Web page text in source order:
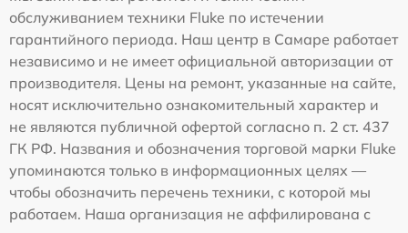
обслуживанием техники Fluke по истечении
гарантийного периода. Наш центр в Самаре работает
независимо и не имеет официальной авторизации от
производителя. Цены на ремонт, указанные на сайте,
носят исключительно ознакомительный характер и
не являются публичной офертой согласно п. 2 ст. 437
ГК РФ. Названия и обозначения торговой марки Fluke
упоминаются только в информационных целях —
чтобы обозначить перечень техники, с которой мы
работаем. Наша организация не аффилирована с